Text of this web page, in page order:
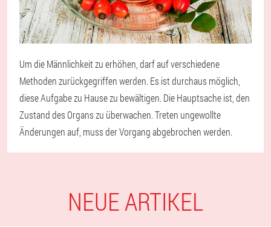
Um die Männlichkeit zu erhöhen, darf auf verschiedene
Methoden zurückgegriffen werden. Es ist durchaus möglich,
diese Aufgabe zu Hause zu bewältigen. Die Hauptsache ist, den
Zustand des Organs zu überwachen. Treten ungewollte
Änderungen auf, muss der Vorgang abgebrochen werden.
NEUE ARTIKEL